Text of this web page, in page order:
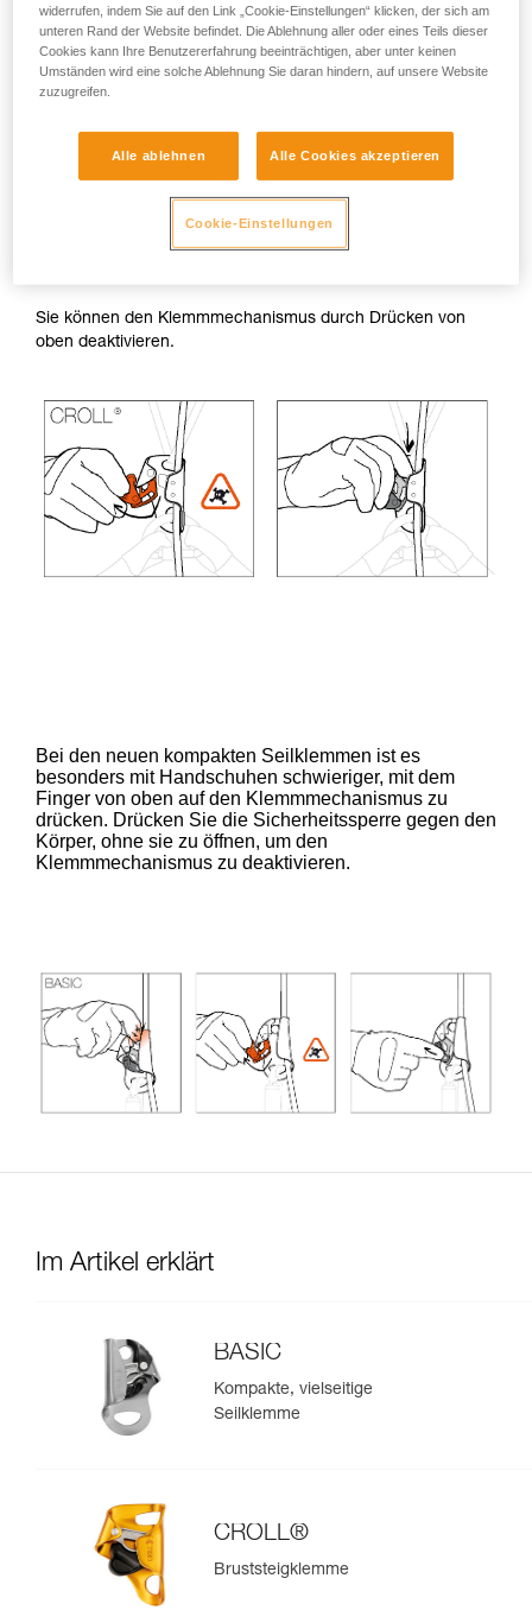
2. Handgriffe zum Deaktivieren der
Seilklemmen
Es ist wichtig, dass Sie die Sicherheitssperre Ihrer
Sie können den Klemmmechanismus durch Drücken von
oben deaktivieren.
Bei den neuen kompakten Seilklemmen ist es
besonders mit Handschuhen schwieriger, mit dem
Finger von oben auf den Klemmmechanismus zu
drücken. Drücken Sie die Sicherheitssperre gegen den
Körper, ohne sie zu öffnen, um den
Klemmmechanismus zu deaktivieren.
Im Artikel erklärt
BASIC
Kompakte, vielseitige
Seilklemme
CROLL®
Bruststeigklemme
widerrufen, indem Sie auf den Link „Cookie-Einstellungen“ klicken, der sich am
unteren Rand der Website befindet. Die Ablehnung aller oder eines Teils dieser
Cookies kann Ihre Benutzererfahrung beeinträchtigen, aber unter keinen
Umständen wird eine solche Ablehnung Sie daran hindern, auf unsere Website
zuzugreifen.
Alle ablehnen Alle Cookies akzeptieren
Cookie-Einstellungen